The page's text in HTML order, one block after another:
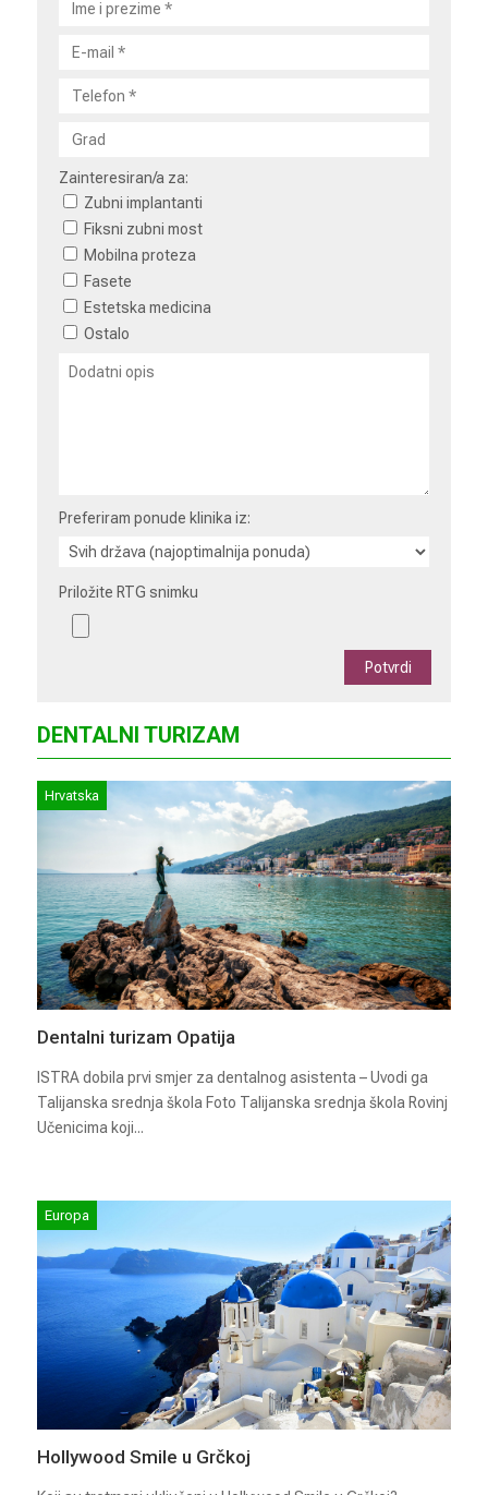
Zainteresiran/a za:
Zubni implantanti
Fiksni zubni most
Mobilna proteza
Fasete
Estetska medicina
Ostalo
Preferiram ponude klinika iz:
Priložite RTG snimku
DENTALNI TURIZAM
Dentalni turizam Opatija
ISTRA dobila prvi smjer za dentalnog asistenta – Uvodi ga
Talijanska srednja škola Foto Talijanska srednja škola Rovinj
Učenicima koji...
Hrvatska
Hollywood Smile u Grčkoj
Europa